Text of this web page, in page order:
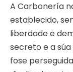
A Carbonería
establecido,
liberdade e
secreto e a
fose